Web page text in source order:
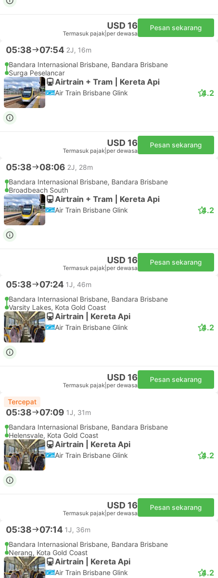
USD 16
Termasuk pajak per dewasa
Pesan sekarang
05:38 07:54 2J, 16m
Bandara Internasional Brisbane, Bandara Brisbane
Surga Peselancar
Airtrain + Tram | Kereta Api
Air Train Brisbane Glink 4.2
USD 16
Termasuk pajak per dewasa
Pesan sekarang
05:38 08:06 2J, 28m
Bandara Internasional Brisbane, Bandara Brisbane
Broadbeach South
Airtrain + Tram | Kereta Api
Air Train Brisbane Glink 4.2
USD 16
Termasuk pajak per dewasa
Pesan sekarang
05:38 07:24 1J, 46m
Bandara Internasional Brisbane, Bandara Brisbane
Varsity Lakes, Kota Gold Coast
Airtrain | Kereta Api
Air Train Brisbane Glink 4.2
USD 16
Termasuk pajak per dewasa
Pesan sekarang
Tercepat
05:38 07:09 1J, 31m
Bandara Internasional Brisbane, Bandara Brisbane
Helensvale, Kota Gold Coast
Airtrain | Kereta Api
Air Train Brisbane Glink 4.2
USD 16
Termasuk pajak per dewasa
Pesan sekarang
05:38 07:14 1J, 36m
Bandara Internasional Brisbane, Bandara Brisbane
Nerang, Kota Gold Coast
Airtrain | Kereta Api
Air Train Brisbane Glink 4.2